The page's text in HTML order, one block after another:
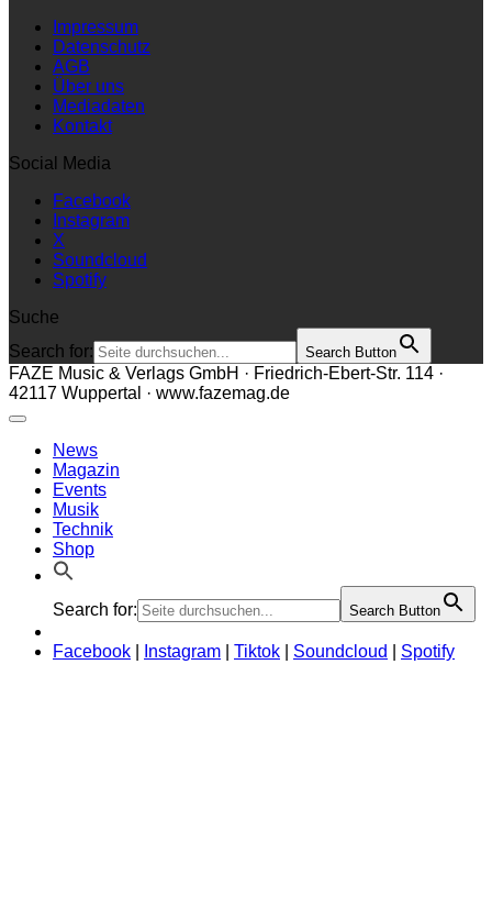
Impressum
Datenschutz
AGB
Über uns
Mediadaten
Kontakt
Social Media
Facebook
Instagram
X
Soundcloud
Spotify
Suche
Search for:
Search Button
FAZE Music & Verlags GmbH · Friedrich-Ebert-Str. 114 ·
42117 Wuppertal · www.fazemag.de
News
Magazin
Events
Musik
Technik
Shop
Search for: Search Button
Facebook Instagram Tiktok Soundcloud Spotify